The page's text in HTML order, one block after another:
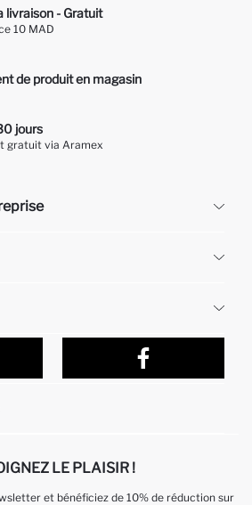
livraison - Gratuit
10 MAD
de produit en magasin
jours
gratuit via Aramex
DeFacto ?
633
LE PLAISIR !
et bénéficiez de 10% de réduction sur